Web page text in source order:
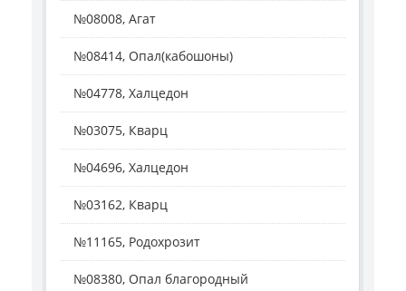
№08008, Агат
№08414, Опал(кабошоны)
№04778, Халцедон
№03075, Кварц
№04696, Халцедон
№03162, Кварц
№11165, Родохрозит
№08380, Опал благородный